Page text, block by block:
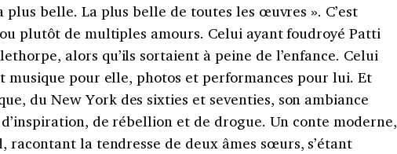
belle. La plus belle de toutes les œuvres ». C’est
plutôt de multiples amours. Celui ayant foudroyé Patti
alors qu’ils sortaient à peine de l’enfance. Celui
musique pour elle, photos et performances pour lui. Et
du New York des sixties et seventies, son ambiance
de rébellion et de drogue. Un conte moderne,
racontant la tendresse de deux âmes sœurs, s’étant